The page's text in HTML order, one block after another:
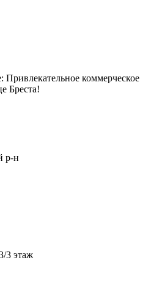
коммерческое
Бреста!
р-н
3 этаж